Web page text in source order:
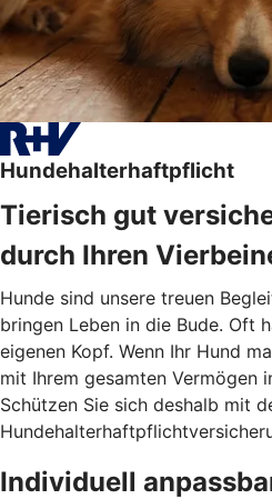
Hundehalterhaftpflicht
Tierisch gut
durch Ihren
Hunde sind unsere treuen
bringen Leben in die Bude. Oft
eigenen Kopf. Wenn Ihr Hund
mit Ihrem gesamten Vermögen
Schützen Sie sich deshalb mit
Individuell